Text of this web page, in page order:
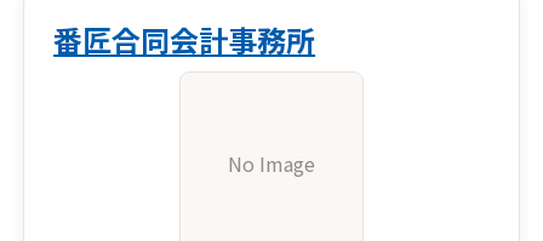
番匠合同会計事務所
No Image